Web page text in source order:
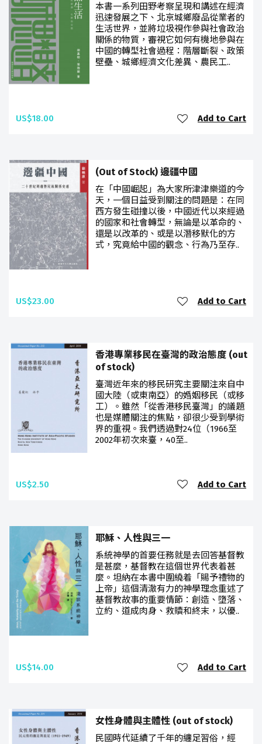
本書一系列田野考察呈現和講述在經濟
迅速發展之下、北京城鄉廢品從業者的
生活世界，並將垃圾視作參與社會政治
關係的物質，審視它如何有機地參與在
中國的轉型社會過程：階層斷裂、政策
壁壘、城鄉經濟文化差異、農民工..
US$18.00 Add to Cart
(Out of Stock) 邊疆中國
在「中國崛起」為大家所津津樂道的今
天，一個日益受到關注的問題是：在同
西方發生碰撞以後，中國近代以來經過
的國家和社會轉型，無論是以革命的、
還是以改革的、或是以潛移默化的方
式，究竟給中國的觀念、行為乃至存..
US$23.00 Add to Cart
香港專業移民在臺灣的政治態度 (out
of stock)
臺灣近年來的移民研究主要關注來自中
國大陸（或東南亞）的婚姻移民（或移
工）。雖然「從香港移民臺灣」的議題
也是媒體關注的焦點，卻很少受到學術
界的重視。我們透過對24位（1966至
2002年初次來臺，40至..
US$2.50 Add to Cart
耶穌、人性與三一
系統神學的首要任務就是去回答基督教
是甚麼，基督教在這個世界代表着甚
麼。坦納在本書中圍繞着「賜予禮物的
上帝」這個清澈有力的神學理念重述了
基督教故事的重要情節：創造、墮落、
立約、道成肉身、救贖和終末，以優..
US$14.00 Add to Cart
女性身體與主體性 (out of stock)
民國時代延續了千年的纏足習俗，經